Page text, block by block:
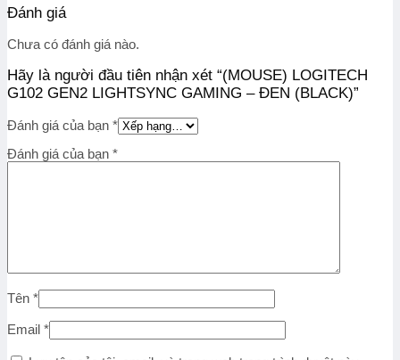
số
Đánh giá
Chưa có đánh giá nào.
Hãy là người đầu tiên nhận xét “(MOUSE) LOGITECH
G102 GEN2 LIGHTSYNC GAMING – ĐEN (BLACK)”
Đánh giá của bạn *
Đánh giá của bạn *
Tên *
Email *